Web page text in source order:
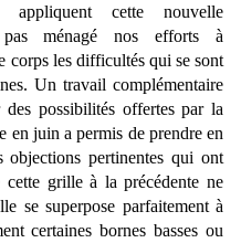
appliquent cette nouvelle
pas ménagé nos efforts à
corps les difficultés qui se sont
Un travail complémentaire
possibilités offertes par la
en juin a permis de prendre en
objections pertinentes qui ont
grille à la précédente ne
se superpose parfaitement à
certaines bornes basses ou